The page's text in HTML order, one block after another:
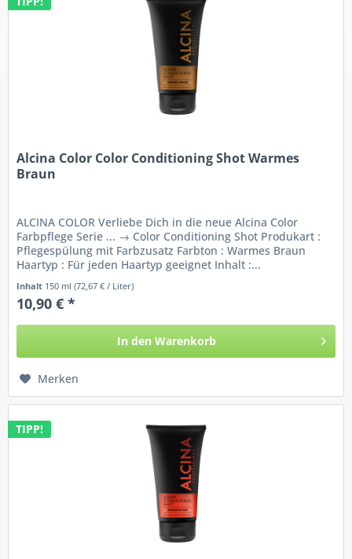
Alcina Color Color Conditioning Shot Warmes
Braun
ALCINA COLOR Verliebe Dich in die neue Alcina Color
Farbpflege Serie ... → Color Conditioning Shot Produkart :
Pflegespülung mit Farbzusatz Farbton : Warmes Braun
Haartyp : Für jeden Haartyp geeignet Inhalt :...
Inhalt 150 ml(72,67 € / Liter)
10,90 € *
In den Warenkorb
Merken
TIPP!